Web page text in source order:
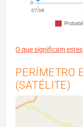
O que significam
PERÍMETRO
(SATÉLITE)